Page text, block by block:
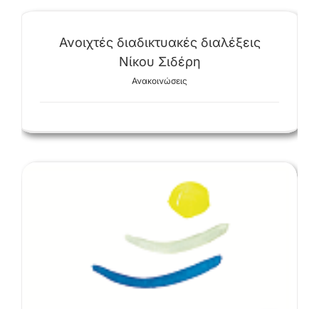
Ανοιχτές διαδικτυακές διαλέξεις
Νίκου Σιδέρη
Ανακοινώσεις